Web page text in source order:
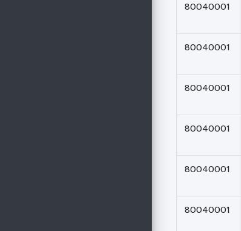
80040001
80040001
80040001
80040001
80040001
80040001